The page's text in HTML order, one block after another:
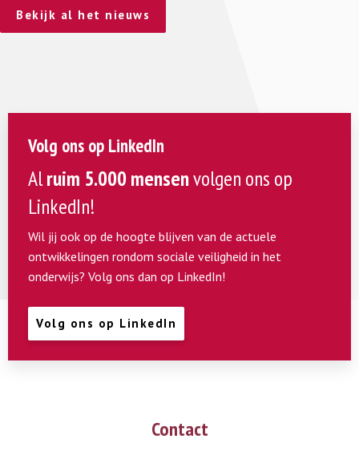
Bekijk al het nieuws
Volg ons op LinkedIn
Alruim 5.000 mensenvolgen ons op
LinkedIn!
Wil jij ook op de hoogte blijven van de actuele
ontwikkelingen rondom sociale veiligheid in het
onderwijs? Volg ons dan op LinkedIn!
Volg ons op LinkedIn
Contact